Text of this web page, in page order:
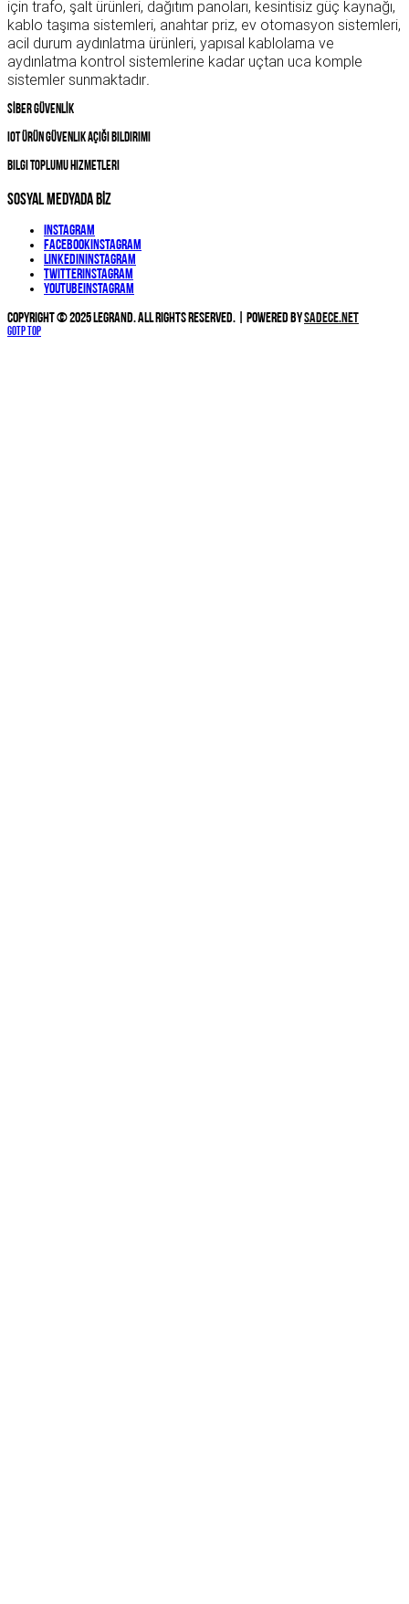
için trafo, şalt ürünleri, dağıtım panoları, kesintisiz güç kaynağı,
kablo taşıma sistemleri, anahtar priz, ev otomasyon sistemleri,
acil durum aydınlatma ürünleri, yapısal kablolama ve
aydınlatma kontrol sistemlerine kadar uçtan uca komple
sistemler sunmaktadır.
SİBER GÜVENLİK
IOT Ürün Güvenlik Açığı Bildirimi
Bilgi Toplumu Hizmetleri
SOSYAL MEDYADA BİZ
Instagram
FacebookInstagram
LinkedinInstagram
TwitterInstagram
YouTubeInstagram
Copyright © 2025 Legrand. All Rights Reserved. | Powered bySadece.NET
Gotp Top